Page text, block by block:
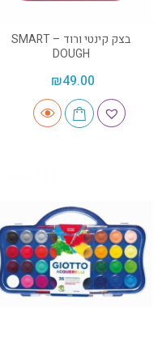
בצק קינטי ורוד – SMART
DOUGH
₪49.00